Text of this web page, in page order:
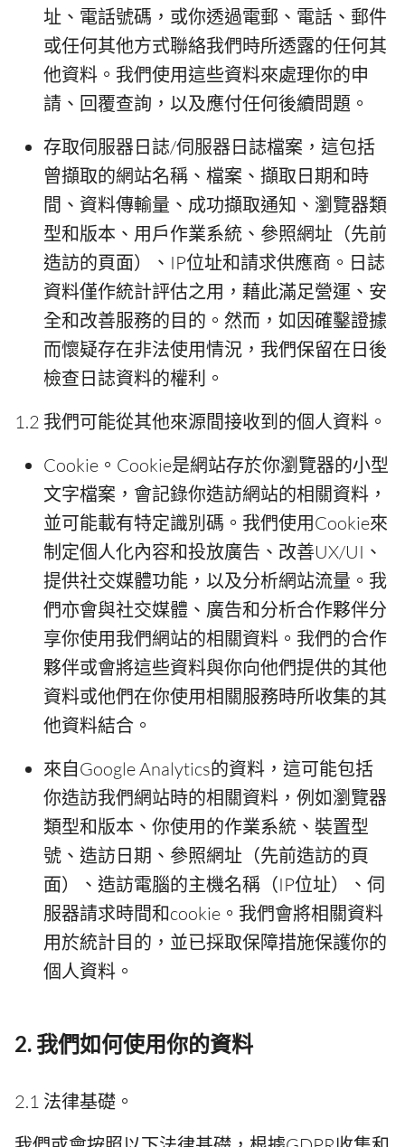
址、電話號碼，或你透過電郵、電話、郵件
或任何其他方式聯絡我們時所透露的任何其
他資料。我們使用這些資料來處理你的申
請、回覆查詢，以及應付任何後續問題。
存取伺服器日誌/伺服器日誌檔案，這包括
曾擷取的網站名稱、檔案、擷取日期和時
間、資料傳輸量、成功擷取通知、瀏覽器類
型和版本、用戶作業系統、參照網址（先前
造訪的頁面）、IP位址和請求供應商。日誌
資料僅作統計評估之用，藉此滿足營運、安
全和改善服務的目的。然而，如因確鑿證據
而懷疑存在非法使用情況，我們保留在日後
檢查日誌資料的權利。
1.2 我們可能從其他來源間接收到的個人資料。
Cookie。Cookie是網站存於你瀏覽器的小型
文字檔案，會記錄你造訪網站的相關資料，
並可能載有特定識別碼。我們使用Cookie來
制定個人化內容和投放廣告、改善UX/UI、
提供社交媒體功能，以及分析網站流量。我
們亦會與社交媒體、廣告和分析合作夥伴分
享你使用我們網站的相關資料。我們的合作
夥伴或會將這些資料與你向他們提供的其他
資料或他們在你使用相關服務時所收集的其
他資料結合。
來自Google Analytics的資料，這可能包括
你造訪我們網站時的相關資料，例如瀏覽器
類型和版本、你使用的作業系統、裝置型
號、造訪日期、參照網址（先前造訪的頁
面）、造訪電腦的主機名稱（IP位址）、伺
服器請求時間和cookie。我們會將相關資料
用於統計目的，並已採取保障措施保護你的
個人資料。
2. 我們如何使用你的資料
2.1 法律基礎。